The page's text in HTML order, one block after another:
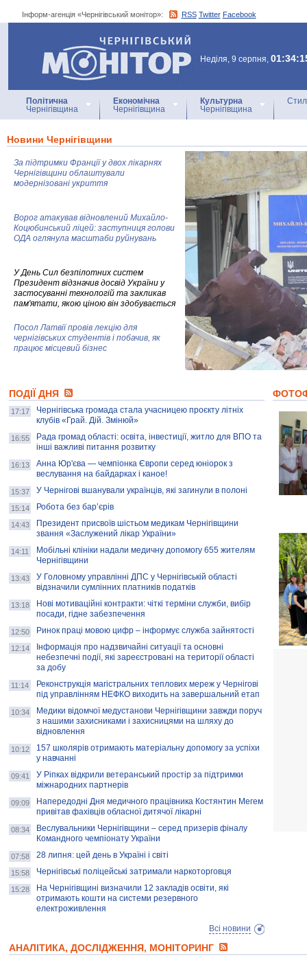
Інформ-агенція «Чернігівський монітор»: RSS Twitter Facebook
Інформ-агенція
«Чернігівський монітор»
Неділя, 9 серпня,
Політична
Чернігівщина
Економічна
Чернігівщина
Культурна
Чернігівщина
Новини Чернігівщини
За підтримки Франції у двох лікарнях
Чернігівщини облаштували
модернізовані укриття
Ворог атакував відновлений Михайло-
Коцюбинський ліцей: заступниця голови
ОДА оглянула масштаби руйнувань
У День Сил безпілотних систем
Президент відзначив досвід України у
застосуванні технологій та закликав
пам'ятати, якою ціною він здобувається
Посол Латвії провів лекцію для
чернігівських студентів і побачив, як
працює місцевий бізнес
колекцію про війну, емоції та тварин
AB InBev Efes Україна підтримала
навчальний проєкт "Молодіжна бізнес-
школа", спрямований на розвиток
підприємництва у Чернігівській області
Золота тварина: видання Forbes
написало про чернігівця Патрона: хто і
скільки на ньому заробляє? І куди
витрачають?
ПОДІЇ ДНЯ
17:17
Чернігівська громада стала учасницею проєкту літніх
клубів «Грай. Дій. Змінюй»
16:55
Рада громад області: освіта, інвестиції, житло для ВПО та
інші важливі питання розвитку
16:13
Анна Юр'єва — чемпіонка Європи серед юніорок з
веслування на байдарках і каное!
15:37 У Чернігові вшанували українців, які загинули в полоні
15:14 Робота без бар’єрів
14:43
Президент присвоїв шістьом медикам Чернігівщини
звання «Заслужений лікар України»
14:11
Мобільні клініки надали медичну допомогу 655 жителям
Чернігівщини
13:43
У Головному управлінні ДПС у Чернігівській області
відзначили сумлінних платників податків
13:18
Нові мотиваційні контракти: чіткі терміни служби, вибір
посади, гідне забезпечення
12:50 Ринок праці мовою цифр – інформує служба зайнятості
12:14
Інформація про надзвичайні ситуації та основні
небезпечні події, які зареєстровані на території області
за добу
11:14
Реконструкція магістральних теплових мереж у Чернігові
під управлінням НЕФКО виходить на завершальний етап
10:34
Медики відомчої медустанови Чернігівщини завжди поруч
з нашими захисниками і захисницями на шляху до
відновлення
10:12
157 школярів отримають матеріальну допомогу за успіхи
у навчанні
09:41
У Ріпках відкрили ветеранський простір за підтримки
міжнародних партнерів
09:09
Напередодні Дня медичного працівника Костянтин Мегем
привітав фахівців обласної дитячої лікарні
08:34
Веслувальники Чернігівщини – серед призерів фіналу
Командного чемпіонату України
07:58 28 липня: цей день в Україні і світі
15:58 Чернігівські поліцейські затримали наркоторговця
15:28
На Чернігівщині визначили 12 закладів освіти, які
отримають кошти на системи резервного
електроживлення
Всі новини
АНАЛІТИКА, ДОСЛІДЖЕННЯ, МОНІТОРИНГ